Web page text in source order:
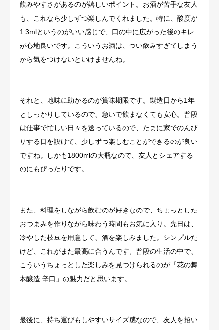
飲みやすさがあるのが嬉しいポイント。お酒が苦手な友人
も、これなら少しずつ楽しんでくれました。特に、酸度が
1.3mlというのがいい感じで、口の中に広がった後のキレ
が心地良いです。こういうお酒は、つい飲みすぎてしまう
から気をつけないといけませんね。
それと、地味に助かるのが賞味期限です。製造日から1年
としっかりしているので、急いで飲まなくても安心。普段
は仕事で忙しい日々を送っているので、たまに家でのんび
りする日を設けて、少しずつ楽しむことができるのが良い
ですね。しかも1800mlの大瓶なので、友人とシェアする
のにもぴったりです。
また、料理をしながら飲むのが好きなので、ちょっとした
おつまみを作りながら味わう時間もお気に入り。先日は、
冷やした枝豆を用意して、酒を楽しみました。シンプルだ
けど、これがまた最高に合うんです。普段の生活の中で、
こういうちょっとした楽しみを見つけられるのが「花の舞
本醸造 辛口」の魅力だと思います。
最後に、持ち運びもしやすいサイズ感なので、友人を招い